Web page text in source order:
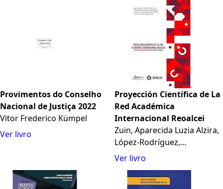
Provimentos do Conselho
Nacional de Justiça 2022
Vitor Frederico Kümpel
Ver livro
Proyección Científica de La
Red Académica
Internacional Reoalcei
Zuin, Aparecida Luzia Alzira,
López-Rodríguez,...
Ver livro